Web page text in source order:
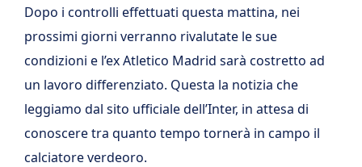
Dopo i controlli effettuati questa mattina, nei
prossimi giorni verranno rivalutate le sue
condizioni e l’ex Atletico Madrid sarà costretto ad
un lavoro differenziato. Questa la notizia che
leggiamo dal sito ufficiale dell’Inter, in attesa di
conoscere tra quanto tempo tornerà in campo il
calciatore verdeoro.